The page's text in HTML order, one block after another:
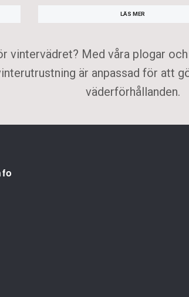
LÄS MER
vintervädret? Med våra plogar
är anpassad för
väderförhållanden.